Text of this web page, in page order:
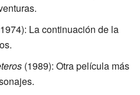
La continuación de la
(1989): Otra película más